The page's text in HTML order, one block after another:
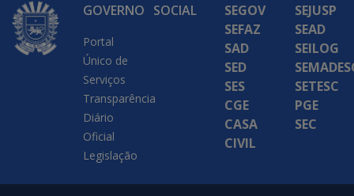
GOVERNO
Portal
Único de
Serviços
Transparência
Diário
Oficial
Legislação
SOCIAL
SEGOV
SEFAZ
SAD
SED
SES
CGE
CASA
CIVIL
SEJUSP
SEAD
SEILOG
SETESC
PGE
SEC